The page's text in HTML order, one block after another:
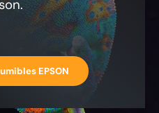
EPSON